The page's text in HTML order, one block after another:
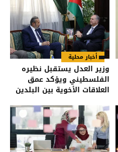
أخبار محلية
وزير العدل يستقبل نظيره
الفلسطيني ويؤكد عمق
العلاقات الأخوية بين البلدين